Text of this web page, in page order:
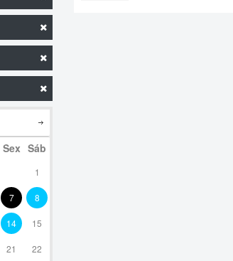
Sex Sáb
1
7 8
14 15
21 22